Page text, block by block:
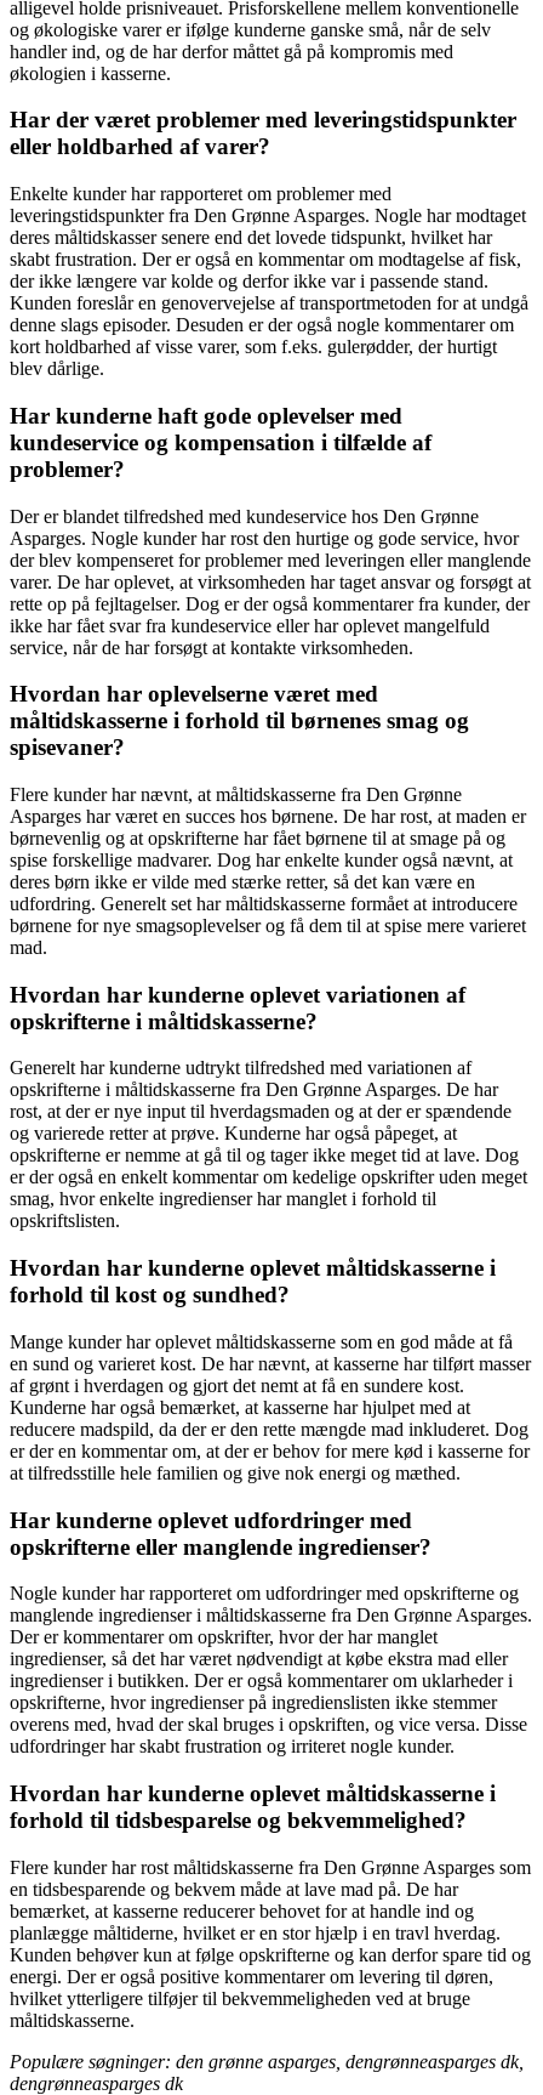
alligevel holde prisniveauet. Prisforskellene mellem konventionelle
og økologiske varer er ifølge kunderne ganske små, når de selv
handler ind, og de har derfor måttet gå på kompromis med
økologien i kasserne.
Har der været problemer med leveringstidspunkter
eller holdbarhed af varer?
Enkelte kunder har rapporteret om problemer med
leveringstidspunkter fra Den Grønne Asparges. Nogle har modtaget
deres måltidskasser senere end det lovede tidspunkt, hvilket har
skabt frustration. Der er også en kommentar om modtagelse af fisk,
der ikke længere var kolde og derfor ikke var i passende stand.
Kunden foreslår en genovervejelse af transportmetoden for at undgå
denne slags episoder. Desuden er der også nogle kommentarer om
kort holdbarhed af visse varer, som f.eks. gulerødder, der hurtigt
blev dårlige.
Har kunderne haft gode oplevelser med
kundeservice og kompensation i tilfælde af
problemer?
Der er blandet tilfredshed med kundeservice hos Den Grønne
Asparges. Nogle kunder har rost den hurtige og gode service, hvor
der blev kompenseret for problemer med leveringen eller manglende
varer. De har oplevet, at virksomheden har taget ansvar og forsøgt at
rette op på fejltagelser. Dog er der også kommentarer fra kunder, der
ikke har fået svar fra kundeservice eller har oplevet mangelfuld
service, når de har forsøgt at kontakte virksomheden.
Hvordan har oplevelserne været med
måltidskasserne i forhold til børnenes smag og
spisevaner?
Flere kunder har nævnt, at måltidskasserne fra Den Grønne
Asparges har været en succes hos børnene. De har rost, at maden er
børnevenlig og at opskrifterne har fået børnene til at smage på og
spise forskellige madvarer. Dog har enkelte kunder også nævnt, at
deres børn ikke er vilde med stærke retter, så det kan være en
udfordring. Generelt set har måltidskasserne formået at introducere
børnene for nye smagsoplevelser og få dem til at spise mere varieret
mad.
Hvordan har kunderne oplevet variationen af
opskrifterne i måltidskasserne?
Generelt har kunderne udtrykt tilfredshed med variationen af
opskrifterne i måltidskasserne fra Den Grønne Asparges. De har
rost, at der er nye input til hverdagsmaden og at der er spændende
og varierede retter at prøve. Kunderne har også påpeget, at
opskrifterne er nemme at gå til og tager ikke meget tid at lave. Dog
er der også en enkelt kommentar om kedelige opskrifter uden meget
smag, hvor enkelte ingredienser har manglet i forhold til
opskriftslisten.
Hvordan har kunderne oplevet måltidskasserne i
forhold til kost og sundhed?
Mange kunder har oplevet måltidskasserne som en god måde at få
en sund og varieret kost. De har nævnt, at kasserne har tilført masser
af grønt i hverdagen og gjort det nemt at få en sundere kost.
Kunderne har også bemærket, at kasserne har hjulpet med at
reducere madspild, da der er den rette mængde mad inkluderet. Dog
er der en kommentar om, at der er behov for mere kød i kasserne for
at tilfredsstille hele familien og give nok energi og mæthed.
Har kunderne oplevet udfordringer med
opskrifterne eller manglende ingredienser?
Nogle kunder har rapporteret om udfordringer med opskrifterne og
manglende ingredienser i måltidskasserne fra Den Grønne Asparges.
Der er kommentarer om opskrifter, hvor der har manglet
ingredienser, så det har været nødvendigt at købe ekstra mad eller
ingredienser i butikken. Der er også kommentarer om uklarheder i
opskrifterne, hvor ingredienser på ingredienslisten ikke stemmer
overens med, hvad der skal bruges i opskriften, og vice versa. Disse
udfordringer har skabt frustration og irriteret nogle kunder.
Hvordan har kunderne oplevet måltidskasserne i
forhold til tidsbesparelse og bekvemmelighed?
Flere kunder har rost måltidskasserne fra Den Grønne Asparges som
en tidsbesparende og bekvem måde at lave mad på. De har
bemærket, at kasserne reducerer behovet for at handle ind og
planlægge måltiderne, hvilket er en stor hjælp i en travl hverdag.
Kunden behøver kun at følge opskrifterne og kan derfor spare tid og
energi. Der er også positive kommentarer om levering til døren,
hvilket ytterligere tilføjer til bekvemmeligheden ved at bruge
måltidskasserne.
Populære søgninger: den grønne asparges, dengrønneasparges dk,
dengrønneasparges dk